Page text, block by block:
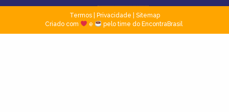
Termos| Privacidade
Sitemap
Criado com
e pelo time do EncontraBrasil